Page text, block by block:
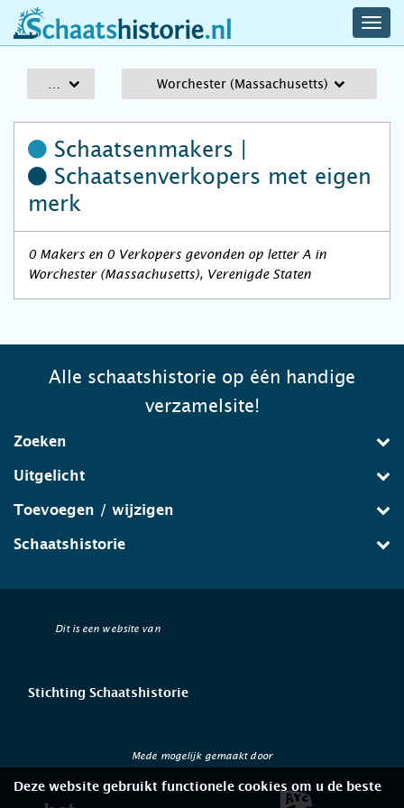
schaatshistorie.nl
Worchester (Massachusetts)
Schaatsenmakers |
Schaatsenverkopers met eigen
merk
0 Makers en 0 Verkopers gevonden op letter A in
Worchester (Massachusetts), Verenigde Staten
Alle schaatshistorie op één handige
verzamelsite!
Zoeken
Uitgelicht
Toevoegen / wijzigen
Schaatshistorie
Dit is een website van
Stichting Schaatshistorie
Mede mogelijk gemaakt door
Deze website gebruikt functionele cookies om u de beste